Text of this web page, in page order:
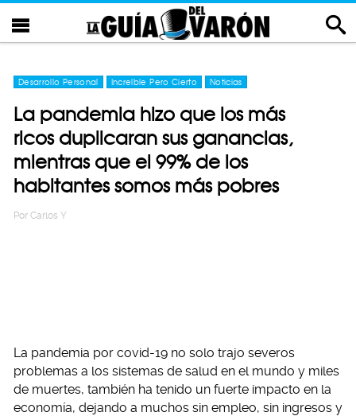
Desarrollo Personal Increíble Pero Cierto Noticias
La pandemia hizo que los más
ricos duplicaran sus ganancias,
mientras que el 99% de los
habitantes somos más pobres
Por Carlos Y
La pandemia por covid-19 no solo trajo severos
problemas a los sistemas de salud en el mundo y miles
de muertes, también ha tenido un fuerte impacto en la
economía, dejando a muchos sin empleo, sin ingresos y